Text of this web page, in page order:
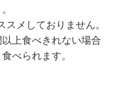
メしておりません。
上食べきれない場合
べられます。